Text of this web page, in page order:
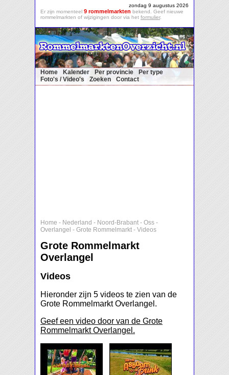
zondag 9 augustus 2026
Er zijn momenteel 9 rommelmarkten bekend. Geef nieuwe
rommelmarkten of wijzigingen door via het formulier.
Home Kalender Per provincie
Per type
Foto's / Video's
Zoeken Contact
Home - Nederland - Noord-Brabant - Oss -
Overlangel - Grote Rommelmarkt - Videos
Grote Rommelmarkt
Overlangel
Videos
Hieronder zijn 5 videos te zien van de
Grote Rommelmarkt Overlangel.
Geef een video door van de Grote
Rommelmarkt Overlangel.